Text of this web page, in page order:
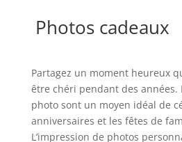
Photos cadeaux
Partagez un moment heureux
être chéri pendant des années.
photo sont un moyen idéal de
anniversaires et les fêtes de
L’impression de photos